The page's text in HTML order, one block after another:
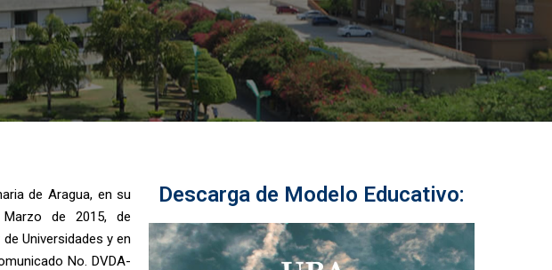
de Aragua, en su
de 2015, de
Universidades y en
No. DVDA-
Descarga de Modelo Educativo:​